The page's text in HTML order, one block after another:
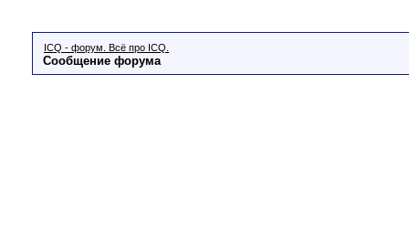
ICQ - форум. Всё про ICQ.
Сообщение форума